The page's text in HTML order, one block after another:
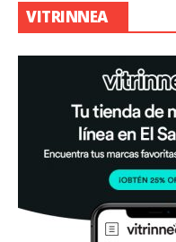
VITRINNEA